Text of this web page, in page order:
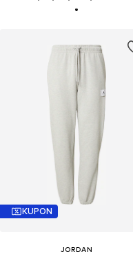
KUPON
JORDAN